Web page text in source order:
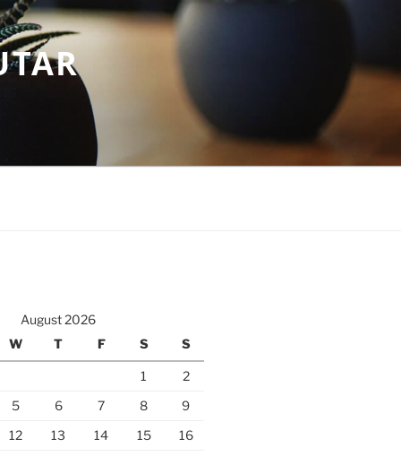
August 2026
W T F S S
1
2
5 6 7 8
9
12 13 14 15
16